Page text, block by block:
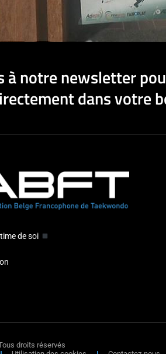
à notre newsletter
dans votre
de soi
droits réservés